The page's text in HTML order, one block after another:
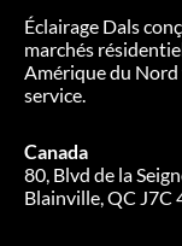
Éclairage Dals
marchés
Amérique du
service.
Canada
80, Blvd de la
Blainville, QC J7C